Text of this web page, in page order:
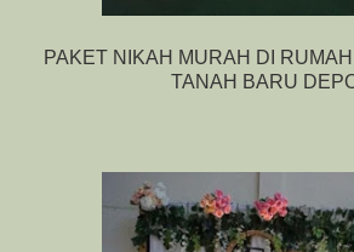
PAKET NIKAH MURAH DI
TANAH BARU